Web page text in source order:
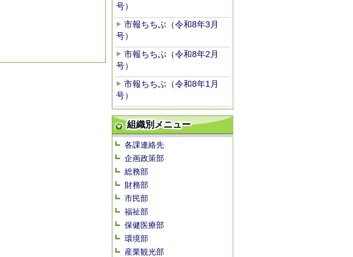
号）
市報ちちぶ（令和8年3月
号）
市報ちちぶ（令和8年2月
号）
市報ちちぶ（令和8年1月
号）
組織別メニュー
各課連絡先
企画政策部
総務部
財務部
市民部
福祉部
保健医療部
環境部
産業観光部